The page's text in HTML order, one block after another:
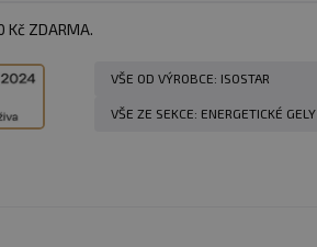
Kč ZDARMA.
VŠE OD VÝROBCE: ISOSTAR
VŠE ZE SEKCE: ENERGETICKÉ GELY